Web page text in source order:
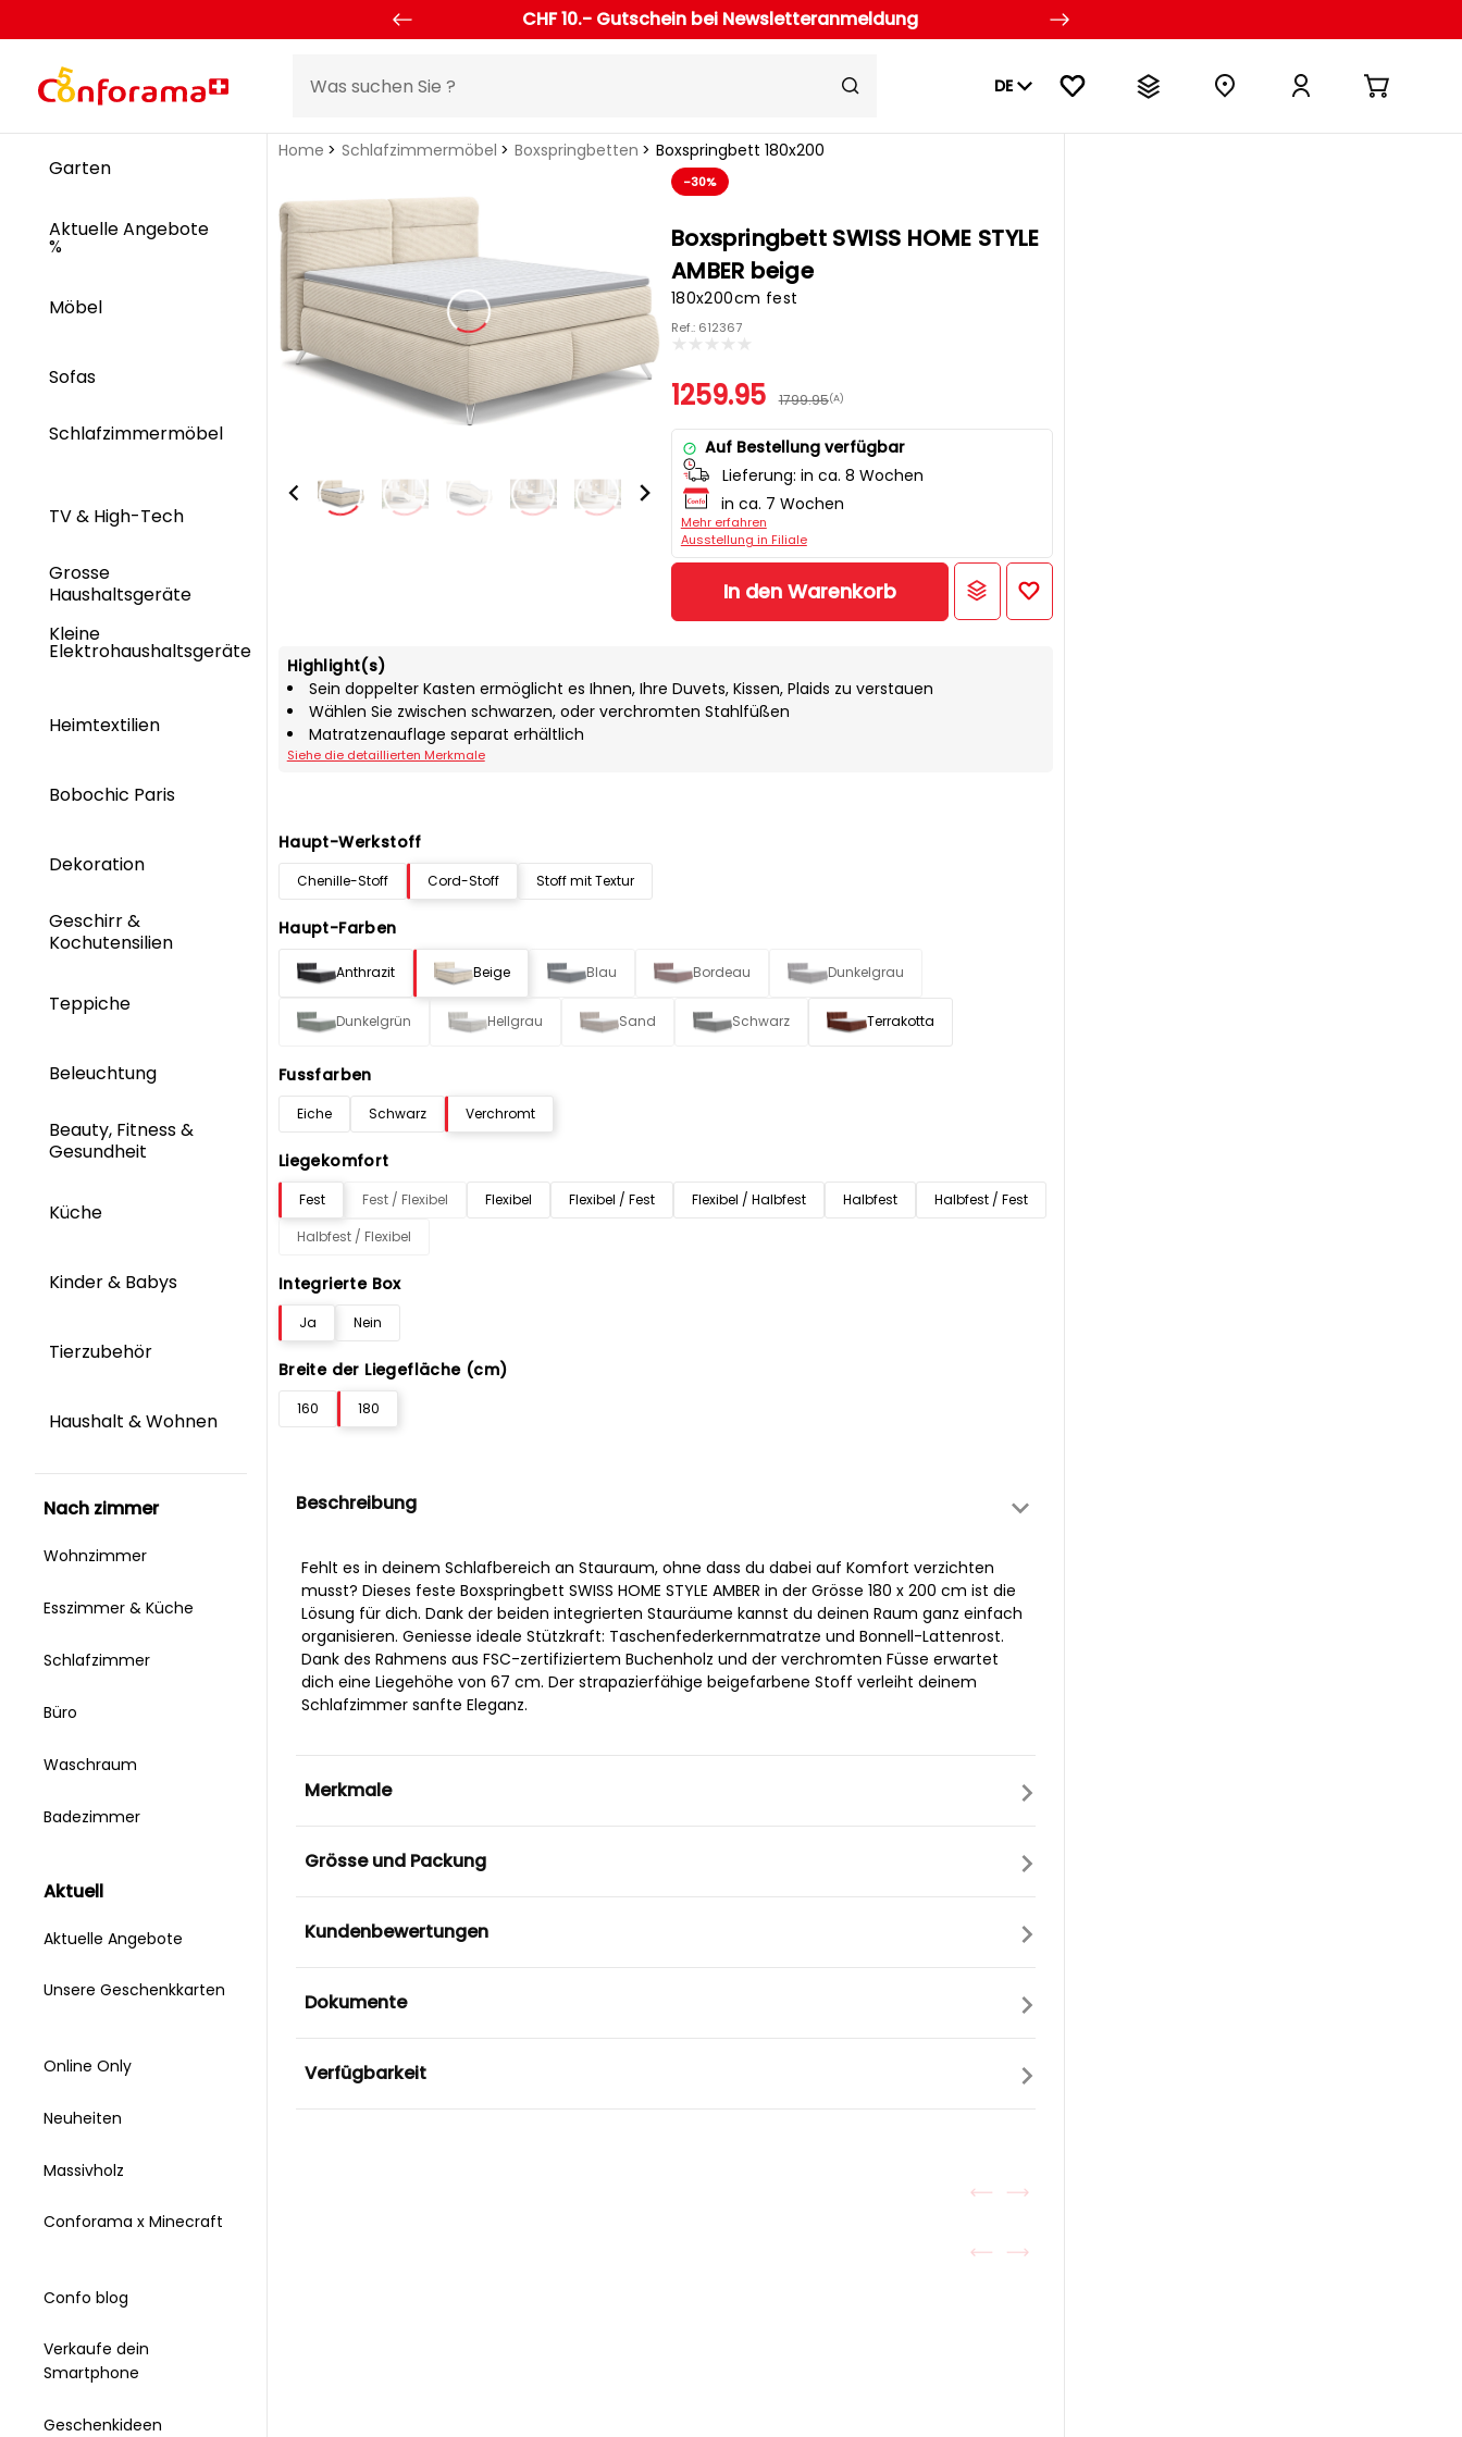
CHF 10.- Gutschein bei Newsletteranmeldung
DE
Garten
Aktuelle Angebote
%
Möbel
Sofas
Schlafzimmermöbel
TV & High-Tech
Grosse
Haushaltsgeräte
Kleine
Elektrohaushaltsgeräte
Heimtextilien
Bobochic Paris
Dekoration
Geschirr &
Kochutensilien
Teppiche
Beleuchtung
Beauty, Fitness &
Gesundheit
Küche
Kinder & Babys
Tierzubehör
Haushalt & Wohnen
nach zimmer
Wohnzimmer
Esszimmer & Küche
Schlafzimmer
Büro
Waschraum
Badezimmer
aktuell
Aktuelle Angebote
Unsere Geschenkkarten
Online Only
Neuheiten
Massivholz
Conforama x Minecraft
Confo blog
Verkaufe dein
Smartphone
Geschenkideen
Home Schlafzimmermöbel Boxspringbetten Boxspringbett 180x200
-30%
Boxspringbett SWISS HOME STYLE
AMBER beige
180x200cm fest
Ref.: 612367
1259.95 1799.95(A)
Auf Bestellung verfügbar
Lieferung: in ca. 8 Wochen
in ca. 7 Wochen
Mehr erfahren
Ausstellung in Filiale
In den Warenkorb
Highlight(s)
Sein doppelter Kasten ermöglicht es Ihnen, Ihre Duvets, Kissen, Plaids zu verstauen
Wählen Sie zwischen schwarzen, oder verchromten Stahlfüßen
Matratzenauflage separat erhältlich
Siehe die detaillierten Merkmale
Haupt-Werkstoff
Chenille-Stoff Cord-Stoff Stoff mit Textur
Haupt-Farben
Anthrazit Beige Blau Bordeau Dunkelgrau
Dunkelgrün Hellgrau Sand Schwarz Terrakotta
Fussfarben
Eiche Schwarz Verchromt
Liegekomfort
Fest Fest / Flexibel Flexibel Flexibel / Fest Flexibel / Halbfest Halbfest
Halbfest / Fest
Halbfest / Flexibel
Integrierte Box
Ja Nein
Breite der Liegefläche (cm)
160 180
Beschreibung
Fehlt es in deinem Schlafbereich an Stauraum, ohne dass du dabei auf Komfort verzichten
musst? Dieses feste Boxspringbett SWISS HOME STYLE AMBER in der Grösse 180 x 200 cm ist die
Lösung für dich. Dank der beiden integrierten Stauräume kannst du deinen Raum ganz einfach
organisieren. Geniesse ideale Stützkraft: Taschenfederkernmatratze und Bonnell-Lattenrost.
Dank des Rahmens aus FSC-zertifiziertem Buchenholz und der verchromten Füsse erwartet
dich eine Liegehöhe von 67 cm. Der strapazierfähige beigefarbene Stoff verleiht deinem
Schlafzimmer sanfte Eleganz.
Merkmale
Grösse und Packung
Kundenbewertungen
Dokumente
Verfügbarkeit